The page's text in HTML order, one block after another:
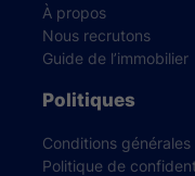
À propos
Nous recrutons
Guide de l’immobilier
Politiques
Conditions générales
Politique de